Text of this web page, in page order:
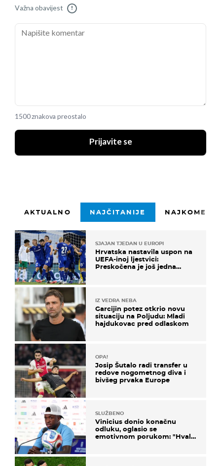
Važna obavijest !
1500 znakova preostalo
Prijavite se
AKTUALNO NAJČITANIJE
SJAJAN TJEDAN U EUROPI
Hrvatska nastavila uspon na
UEFA-inoj ljestvici:
Preskočena je još jedna
IZ VEDRA NEBA
Garcijin potez otkrio novu
situaciju na Poljudu: Mladi
hajdukovac pred odlaskom
OPA!
Josip Šutalo radi transfer u
redove nogometnog diva i
bivšeg prvaka Europe
SLUŽBENO
Vinicius donio konačnu
odluku, oglasio se
emotivnom porukom: "Hvala